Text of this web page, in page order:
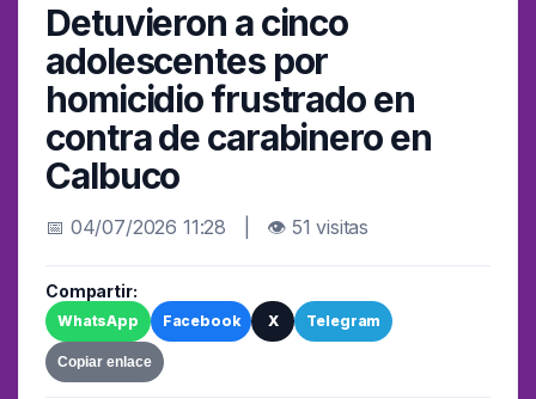
Detuvieron a cinco
adolescentes por
homicidio frustrado en
contra de carabinero en
Calbuco
📅 04/07/2026 11:28 | 👁 51 visitas
Compartir:
WhatsApp Facebook X Telegram
Copiar enlace